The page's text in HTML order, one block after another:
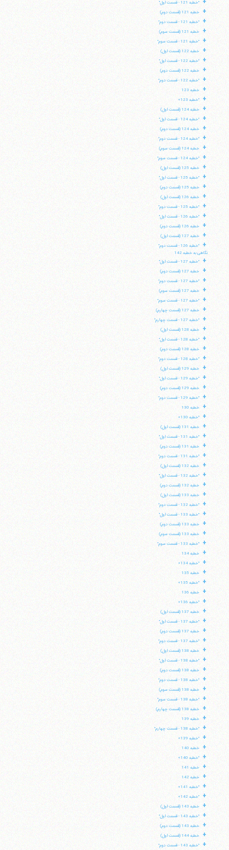
"خطبه 121 - قسمت اول"
+ خطبه 121 (قسمت دوم)
+ "خطبه 121 - قسمت دوم"
+ خطبه 121 (قسمت سوم)
+ "خطبه 121 - قسمت سوم"
+ خطبه 122 (قسمت اول)
+ "خطبه 122 - قسمت اول"
+ خطبه 122 (قسمت دوم)
+ "خطبه 122 - قسمت دوم"
+ خطبه 123
+ "خطبه 123»
+ خطبه 124 (قسمت اول)
+ "خطبه 124 - قسمت اول"
+ خطبه 124 (قسمت دوم)
+ "خطبه 124 - قسمت دوم"
+ خطبه 124 (قسمت سوم)
+ "خطبه 124 - قسمت سوم"
+ خطبه 125 (قسمت اول)
+ "خطبه 125 - قسمت اول"
+ خطبه 125 (قسمت دوم)
+ خطبه 126 (قسمت اول)
+ "خطبه 125 - قسمت دوم"
+ "خطبه 126 - قسمت اول"
+ خطبه 126 (قسمت دوم)
+ خطبه 127 (قسمت اول)
+
"خطبه 126 - قسمت دوم"
نگاهی به خطبه 142
+ "خطبه 127 - قسمت اول"
+ خطبه 127 (قسمت دوم)
+ "خطبه 127 - قسمت دوم"
+ خطبه 127 (قسمت سوم)
+ "خطبه 127 - قسمت سوم"
+ خطبه 127 (قسمت چهارم)
+ "خطبه 127 - قسمت چهارم"
+ خطبه 128 (قسمت اول)
+ "خطبه 128 - قسمت اول"
+ خطبه 128 (قسمت دوم)
+ "خطبه 128 - قسمت دوم"
+ خطبه 129 (قسمت اول)
+ "خطبه 129 - قسمت اول"
+ خطبه 129 (قسمت دوم)
+ "خطبه 129 - قسمت دوم"
+ خطبه 130
+ "خطبه 130»
+ خطبه 131 (قسمت اول)
+ "خطبه 131 - قسمت اول"
+ خطبه 131 (قسمت دوم)
+ "خطبه 131 - قسمت دوم"
+ خطبه 132 (قسمت اول)
+ "خطبه 132 - قسمت اول"
+ خطبه 132 (قسمت دوم)
+ خطبه 133 (قسمت اول)
+ "خطبه 132 - قسمت دوم"
+ "خطبه 133 - قسمت اول"
+ خطبه 133 (قسمت دوم)
+ خطبه 133 (قسمت سوم)
+ "خطبه 133 - قسمت سوم"
+ خطبه 134
+ "خطبه 134»
+ خطبه 135
+ "خطبه 135»
+ خطبه 136
+ "خطبه 136»
+ خطبه 137 (قسمت اول)
+ "خطبه 137 - قسمت اول"
+ خطبه 137 (قسمت دوم)
+ "خطبه 137 - قسمت دوم"
+ خطبه 138 (قسمت اول)
+ "خطبه 138 - قسمت اول"
+ خطبه 138 (قسمت دوم)
+ "خطبه 138 - قسمت دوم"
+ خطبه 138 (قسمت سوم)
+ "خطبه 138 - قسمت سوم"
+ خطبه 138 (قسمت چهارم)
+ خطبه 139
+ "خطبه 138 - قسمت چهارم"
+ "خطبه 139»
+ خطبه 140
+ "خطبه 140»
+ خطبه 141
+ خطبه 142
+ "خطبه 141»
+ "خطبه 142»
+ خطبه 143 (قسمت اول)
+ "خطبه 143 - قسمت اول"
+ خطبه 143 (قسمت دوم)
+ خطبه 144 (قسمت اول)
+ "خطبه 143 - قسمت دوم"